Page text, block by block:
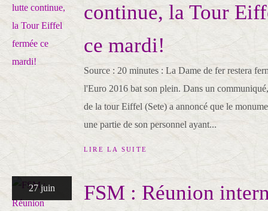
continue, la Tour
ce mardi!
Source : 20 minutes : La Dame de fer restera
l'Euro 2016 bat son plein. Dans un
de la tour Eiffel (Sete) a annoncé que le
une partie de son personnel ayant...
LIRE LA SUITE
27 juin
FSM : Réunion